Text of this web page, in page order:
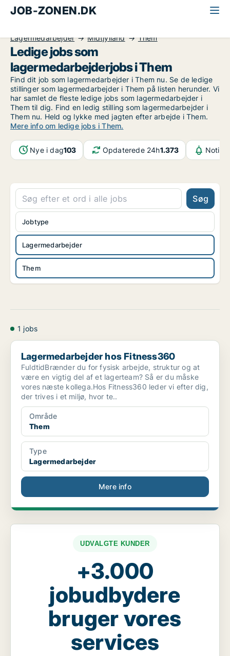
JOB-ZONEN.DK
Lagermedarbejder
Midtjylland Them
Ledige jobs som
lagermedarbejderjobs i Them
Find dit job som lagermedarbejder i Them nu. Se de ledige
stillinger som lagermedarbejder i Them på listen herunder. Vi
har samlet de fleste ledige jobs som lagermedarbejder i
Them til dig. Find en ledig stilling som lagermedarbejder i
Them nu. Held og lykke med jagten efter arbejde i Them.
Mere info om ledige jobs i Them.
Nye i dag103 Opdaterede 24h1.373
Søg
Lagermedarbejder
Them
Jobtype
1 jobs
Lagermedarbejder hos Fitness360
Lagermedarbejder hos Fitness360
FuldtidBrænder du for fysisk arbejde, struktur og at
være en vigtig del af et lagerteam? Så er du måske
vores næste kollega.Hos Fitness360 leder vi efter dig,
der trives i et miljø, hvor te..
Område
Them
Type
Lagermedarbejder
Mere info
UDVALGTE KUNDER
+3.000
jobudbydere
bruger vores
services